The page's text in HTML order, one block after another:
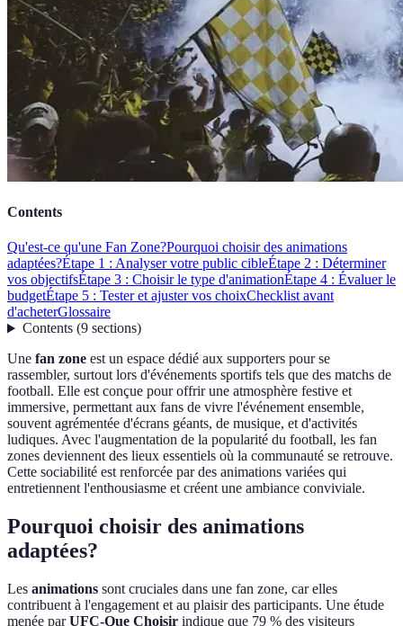
Contents
Qu'est-ce qu'une Fan Zone?Pourquoi choisir des animations
adaptées?Étape 1 : Analyser votre public cibleÉtape 2 : Déterminer
vos objectifsÉtape 3 : Choisir le type d'animationÉtape 4 : Évaluer le
budgetÉtape 5 : Tester et ajuster vos choixChecklist avant
d'acheterGlossaire
Contents(9 sections)
Une fan zone est un espace dédié aux supporters pour se
rassembler, surtout lors d'événements sportifs tels que des matchs de
football. Elle est conçue pour offrir une atmosphère festive et
immersive, permettant aux fans de vivre l'événement ensemble,
souvent agrémentée d'écrans géants, de musique, et d'activités
ludiques. Avec l'augmentation de la popularité du football, les fan
zones deviennent des lieux essentiels où la communauté se retrouve.
Cette sociabilité est renforcée par des animations variées qui
entretiennent l'enthousiasme et créent une ambiance conviviale.
Pourquoi choisir des animations
adaptées?
Les animations sont cruciales dans une fan zone, car elles
contribuent à l'engagement et au plaisir des participants. Une étude
menée parUFC-Que Choisir indique que 79 % des visiteurs